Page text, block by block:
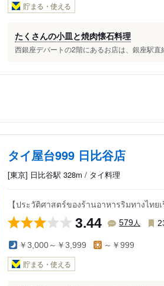
貯まる・使える
たくさんの小皿と焼肉懐石料理
西銀座デパートの2階にあるお店は、銀座駅
タイ屋台999 日比谷店
[東京] 日比谷駅 328m / タイ料理
【ประวัติศาสตร์ของร้านอาหารริมทางไทยเ
3.44 579人
￥3,000～￥3,999 ～￥999
貯まる・使える